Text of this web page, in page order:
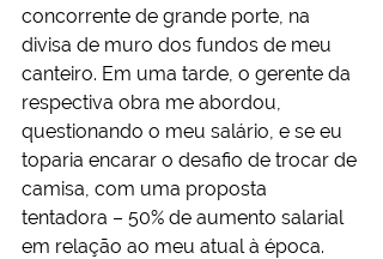
concorrente de grande porte, na
divisa de muro dos fundos de meu
canteiro. Em uma tarde, o gerente da
respectiva obra me abordou,
questionando o meu salário, e se eu
toparia encarar o desafio de trocar de
camisa, com uma proposta
tentadora – 50% de aumento salarial
em relação ao meu atual à época.